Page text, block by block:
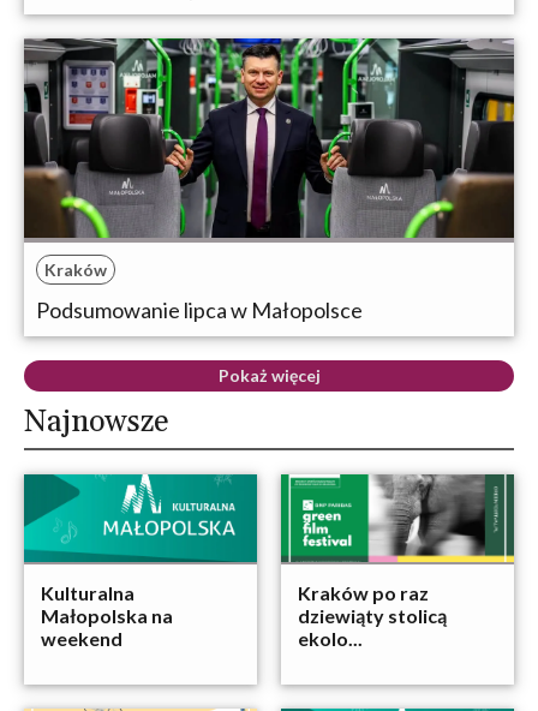
Kraków
Podsumowanie lipca w Małopolsce
Pokaż więcej
Najnowsze
Kulturalna
Małopolska na
weekend
Kraków po raz
dziewiąty stolicą
ekolo...